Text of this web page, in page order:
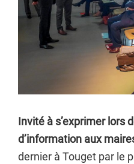
Invité à s’exprimer lors
d’information aux
dernier à Touget par le